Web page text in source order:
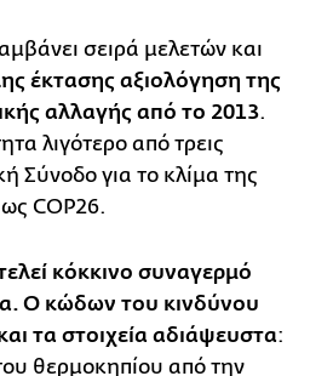
σειρά μελετών και
έκτασης αξιολόγηση της
αλλαγής από το 2013.
λιγότερο από τρεις
Σύνοδο για το κλίμα της
COP26.
κόκκινο συναγερμό
Ο κώδων του κινδύνου
τα στοιχεία αδιάψευστα:
θερμοκηπίου από την